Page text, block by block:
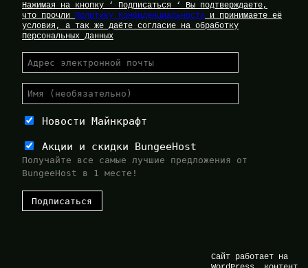
Нажимая на кнопку ‘ Подписаться ‘ Вы подтверждаете,
что прочли Политику Конфиденциальности и принимаете её
условия, а так же даёте согласие на обработку
Персональных Данных
Новости Майнкрафт
Акции и скидки BungeeHost
Получайте все самые лучшие предложения от
BungeeHost в 1 месте!
Сайт работает на